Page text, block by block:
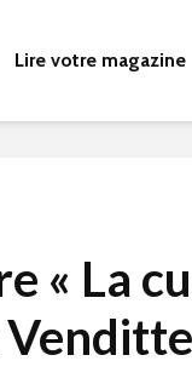
Lire votre magazine
« La